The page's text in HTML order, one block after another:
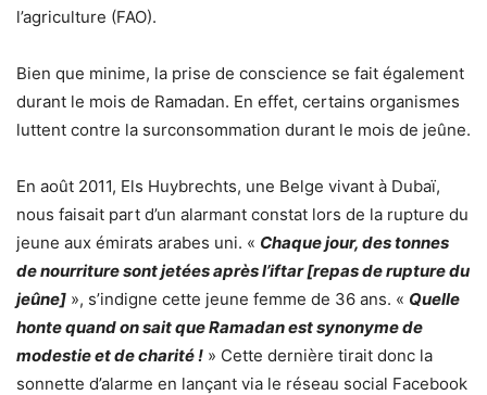
l’agriculture (FAO).
Bien que minime, la prise de conscience se fait également
durant le mois de Ramadan. En effet, certains organismes
luttent contre la surconsommation durant le mois de jeûne.
En août 2011, Els Huybrechts, une Belge vivant à Dubaï,
nous faisait part d’un alarmant constat lors de la rupture du
jeune aux émirats arabes uni. « Chaque jour, des tonnes
de nourriture sont jetées après l’iftar [repas de rupture du
jeûne] », s’indigne cette jeune femme de 36 ans. « Quelle
honte quand on sait que Ramadan est synonyme de
modestie et de charité ! » Cette dernière tirait donc la
sonnette d’alarme en lançant via le réseau social Facebook